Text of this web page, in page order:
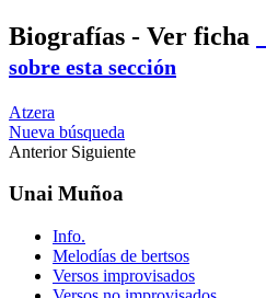
Biografías - Ver ficha
sobre esta sección
Atzera
Nueva búsqueda
Anterior Siguiente
Unai Muñoa
Info.
Melodías de bertsos
Versos improvisados